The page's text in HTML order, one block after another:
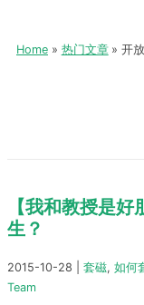
Home 热门文章 开
【我和教授是
生？
2015-10-28 套磁, 如何
Team